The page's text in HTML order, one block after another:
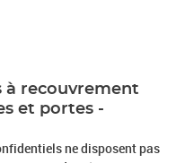
à recouvrement
et portes -
ne disposent pas